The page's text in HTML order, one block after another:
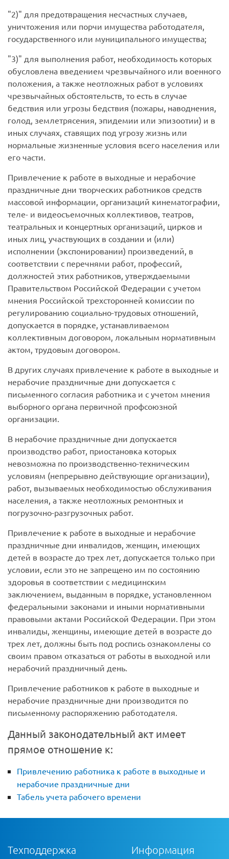
2)
для предотвращения несчастных случаев,
уничтожения или порчи имущества работодателя,
государственного или муниципального имущества;
3)
для выполнения работ, необходимость которых
обусловлена введением чрезвычайного или военного
положения, а также неотложных работ в условиях
чрезвычайных обстоятельств, то есть в случае
бедствия или угрозы бедствия (пожары, наводнения,
голод, землетрясения, эпидемии или эпизоотии) и в
иных случаях, ставящих под угрозу жизнь или
нормальные жизненные условия всего населения или
его части.
Привлечение к работе в выходные и нерабочие
праздничные дни творческих работников средств
массовой информации, организаций кинематографии,
теле- и видеосъемочных коллективов, театров,
театральных и концертных организаций, цирков и
иных лиц, участвующих в создании и (или)
исполнении (экспонировании) произведений, в
соответствии с перечнями работ, профессий,
должностей этих работников, утверждаемыми
Правительством Российской Федерации с учетом
мнения Российской трехсторонней комиссии по
регулированию социально-трудовых отношений,
допускается в порядке, устанавливаемом
коллективным договором, локальным нормативным
актом, трудовым договором.
В других случаях привлечение к работе в выходные и
нерабочие праздничные дни допускается с
письменного согласия работника и с учетом мнения
выборного органа первичной профсоюзной
организации.
В нерабочие праздничные дни допускается
производство работ, приостановка которых
невозможна по производственно-техническим
условиям (непрерывно действующие организации),
работ, вызываемых необходимостью обслуживания
населения, а также неотложных ремонтных и
погрузочно-разгрузочных работ.
Привлечение к работе в выходные и нерабочие
праздничные дни инвалидов, женщин, имеющих
детей в возрасте до трех лет, допускается только при
условии, если это не запрещено им по состоянию
здоровья в соответствии с медицинским
заключением, выданным в порядке, установленном
федеральными законами и иными нормативными
правовыми актами Российской Федерации. При этом
инвалиды, женщины, имеющие детей в возрасте до
трех лет, должны быть под роспись ознакомлены со
своим правом отказаться от работы в выходной или
нерабочий праздничный день.
Привлечение работников к работе в выходные и
нерабочие праздничные дни производится по
письменному распоряжению работодателя.
Данный законодательный акт имеет
прямое отношение к:
Привлечению работника к работе в выходные и
нерабочие праздничные дни
Табель учета рабочего времени
Техподдержка Информация